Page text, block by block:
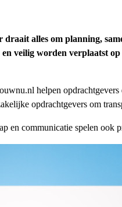
draait alles om planning,
veilig worden verplaatst
helpen
opdrachtgevers om
en communicatie spelen ook